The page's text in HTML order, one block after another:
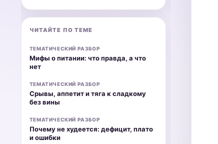
ЧИТАЙТЕ ПО ТЕМЕ
ТЕМАТИЧЕСКИЙ РАЗБОР
Мифы о питании: что правда, а что
нет
ТЕМАТИЧЕСКИЙ РАЗБОР
Срывы, аппетит и тяга к сладкому
без вины
ТЕМАТИЧЕСКИЙ РАЗБОР
Почему не худеется: дефицит, плато
и ошибки